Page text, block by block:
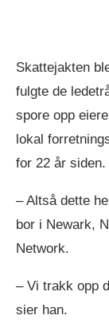
Skattejakten
fulgte de
spore opp
lokal
for 22 år siden.
– Altså dette
bor i Newark,
Network.
– Vi trakk opp
sier han.